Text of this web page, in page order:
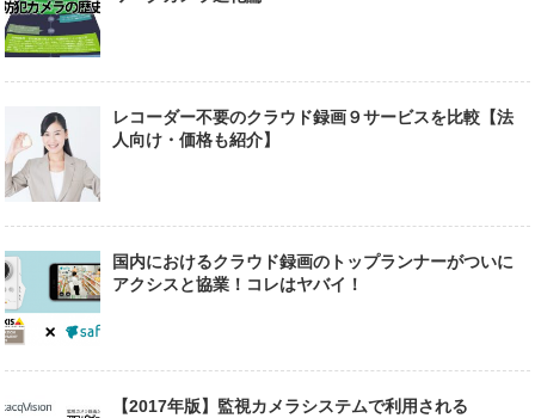
レコーダー不要のクラウド録画９サービスを比較【法
人向け・価格も紹介】
国内におけるクラウド録画のトップランナーがついに
アクシスと協業！コレはヤバイ！
【2017年版】監視カメラシステムで利用される